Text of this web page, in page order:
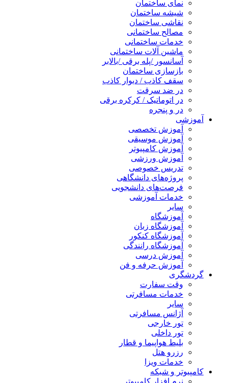
نمای ساختمان
شیشه ساختمان
نقاشی ساختمان
مصالح ساختمانی
خدمات ساختمانی
ماشین آلات ساختمانی
آسانسور /پله برقی /بالابر
بازسازی ساختمان
سقف کاذب / دیوار کاذب
در ضد سرقت
در اتوماتیک / کرکره برقی
در و پنجره
آموزشی
آموزش تخصصی
آموزش موسیقی
آموزش کامپیوتر
آموزش ورزشی
تدریس خصوصی
پروژه‌های دانشگاهی
فرصت‌های دانشجویی
خدمات آموزشی
سایر
آموزشگاه
آموزشگاه زبان
آموزشگاه کنکور
آموزشگاه رانندگی
آموزش درسی
آموزش حرفه و فن
گردشگری
وقت سفارت
خدمات مسافرتی
سایر
آژانس مسافرتی
تور خارجی
تور داخلی
بلیط هواپیما و قطار
رزرو هتل
خدمات ویزا
کامپیوتر و شبکه